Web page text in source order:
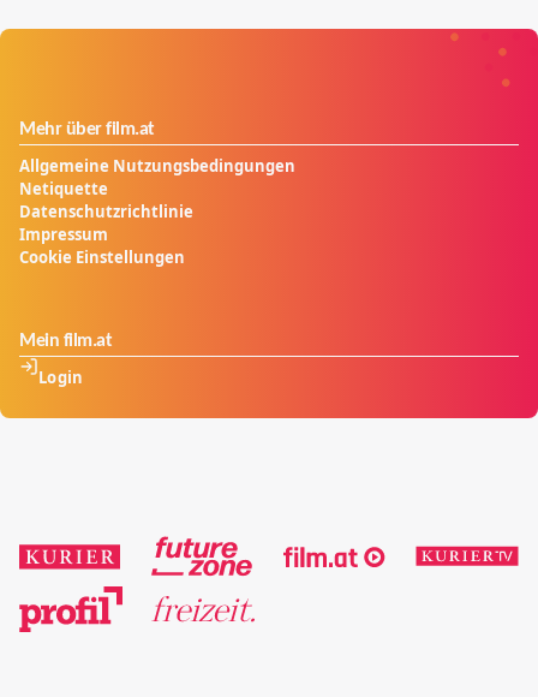
Mehr über film.at
Allgemeine Nutzungsbedingungen
Netiquette
Datenschutzrichtlinie
Impressum
Cookie Einstellungen
Mein film.at
Login